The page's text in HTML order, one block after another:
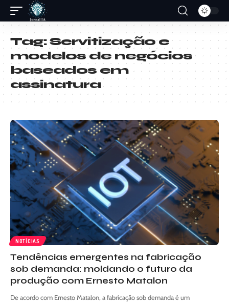
Tag:Servitização e
modelos de negócios
baseados em
assinatura
NOTÍCIAS
Tendências emergentes na fabricação
sob demanda: moldando o futuro da
produção com Ernesto Matalon
De acordo com Ernesto Matalon, a fabricação sob demanda é um